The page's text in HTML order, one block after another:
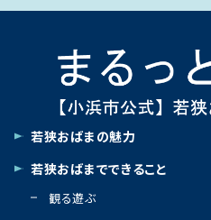
若狭おばまの魅力
若狭おばまでできること
観る遊ぶ